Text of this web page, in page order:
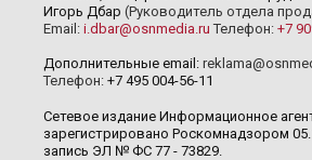
Игорь Дбар (Руководитель отдела
Email: i.dbar@osnmedia.ru Телефон: +7
Дополнительные email:
Телефон: +7 495 004-56-11
Сетевое издание Информационное
зарегистрировано Роскомнадзором
запись ЭЛ № ФС 77 - 73829.